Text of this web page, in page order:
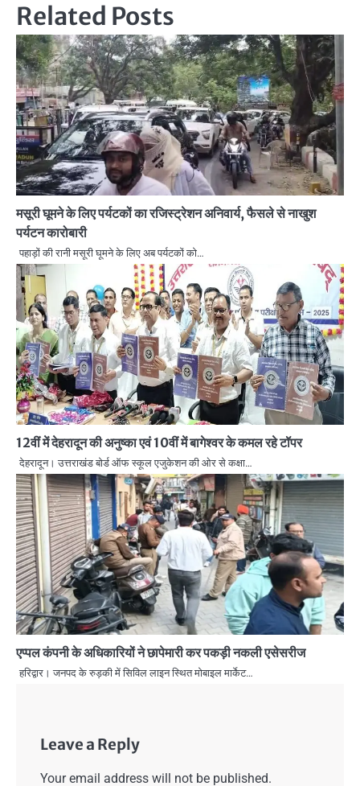
Related Posts
मसूरी घूमने के लिए पर्यटकों का रजिस्ट्रेशन अनिवार्य, फैसले से नाखुश
पर्यटन कारोबारी
पहाड़ों की रानी मसूरी घूमने के लिए अब पर्यटकों को…
12वीं में देहरादून की अनुष्का एवं 10वीं में बागेश्वर के कमल रहे टॉपर
देहरादून। उत्तराखंड बोर्ड ऑफ स्कूल एजुकेशन की ओर से कक्षा…
एप्पल कंपनी के अधिकारियों ने छापेमारी कर पकड़ी नकली एसेसरीज
हरिद्वार। जनपद के रुड़की में सिविल लाइन स्थित मोबाइल मार्केट…
Leave a Reply
Your email address will not be published.